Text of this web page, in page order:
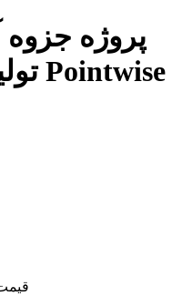
پروژه جزوه
تولید شبکه محاسباتی Pointwise
قیمت